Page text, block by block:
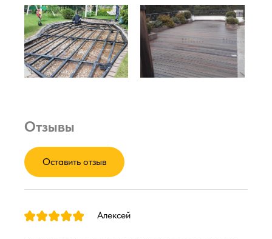
Отзывы
Оставить отзыв
Алексей